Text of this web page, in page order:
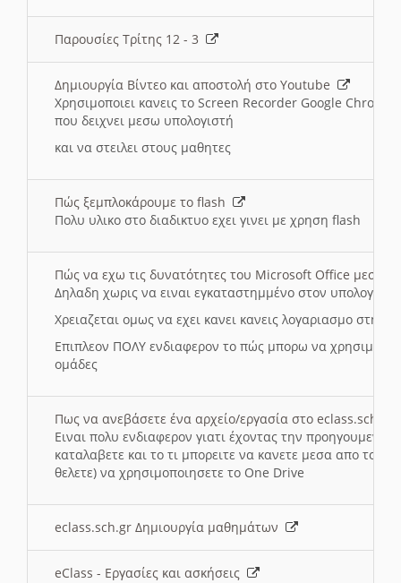
Παρουσίες Τρίτης 12 - 3
Δημιουργία Βίντεο και αποστολή στο Youtube
Χρησιμοποιει κανεις το Screen Recorder Google Chrome
που δειχνει μεσω υπολογιστή
και να στειλει στους μαθητες
Πώς ξεμπλοκάρουμε το flash
Πολυ υλικο στο διαδικτυο εχει γινει με χρηση flash
Πώς να εχω τις δυνατότητες του Microsoft Office μεσω
Δηλαδη χωρις να ειναι εγκαταστημμένο στον
Χρειαζεται ομως να εχει κανει κανεις λογαριασμο στη
Επιπλεον ΠΟΛΥ ενδιαφερον το πώς μπορω να
ομάδες
Πως να ανεβάσετε ένα αρχείο/εργασία στο eclass.sch.gr
Ειναι πολυ ενδιαφερον γιατι έχοντας την
καταλαβετε και το τι μπορειτε να κανετε μεσα απο το
θελετε) να χρησιμοποιησετε το One Drive
eclass.sch.gr Δημιουργία μαθημάτων
eClass - Εργασίες και ασκήσεις